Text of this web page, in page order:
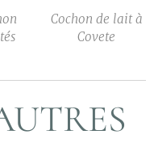
Cochon de lait à
Covete